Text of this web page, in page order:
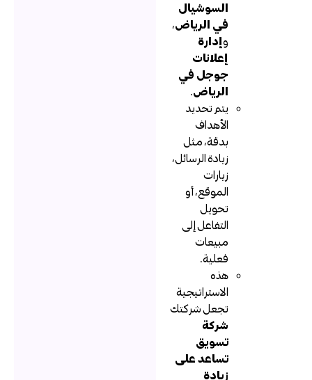
السوشيال
في الرياض،
إدارة
إعلانات
جوجل في
الرياض.
يتم تحديد
الأهداف
بدقة، مثل
زيادة الرسائل،
الموقع، أو
التفاعل إلى
مبيعات
هذه
الاستراتيجية
تجعل شركتك
تسويق
تساعد على